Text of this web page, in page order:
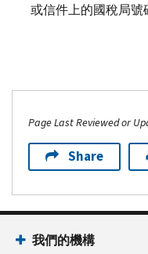
或信件上的國稅局號
Page Last Reviewed or
Share
我們的機構